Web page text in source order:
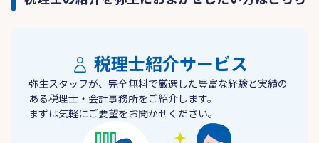
税理士紹介サービス
弥生スタッフが、完全無料で厳選した豊富な経験と実績の
ある税理士・会計事務所をご紹介します。
まずは気軽にご要望をお聞かせください。